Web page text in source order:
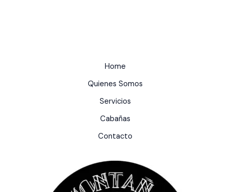
Home
Quienes Somos
Servicios
Cabañas
Contacto